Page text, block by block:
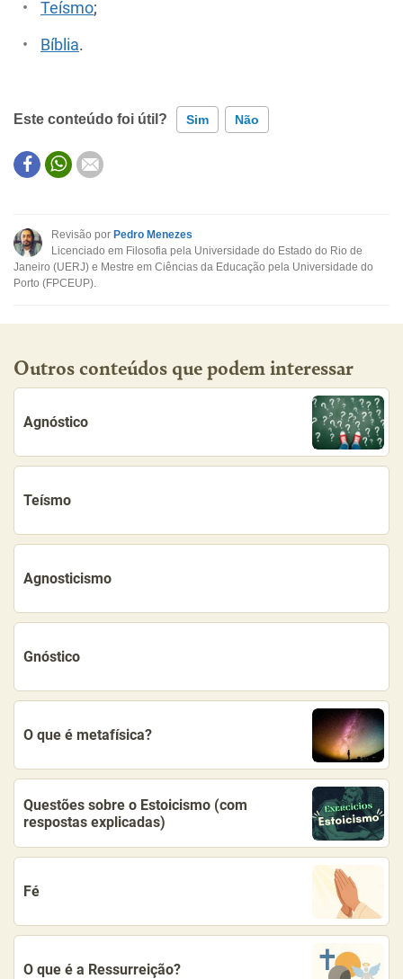
Teísmo;
Bíblia.
Este conteúdo foi útil? Sim Não
Este conteúdo não tem a informação que procuro
Outro
Revisão por Pedro Menezes
Licenciado em Filosofia pela Universidade do Estado do Rio de
Janeiro (UERJ) e Mestre em Ciências da Educação pela Universidade do
Porto (FPCEUP).
Outros conteúdos que podem interessar
Agnóstico
Teísmo
Agnosticismo
Gnóstico
O que é metafísica?
Questões sobre o Estoicismo (com
respostas explicadas)
Fé
O que é a Ressurreição?